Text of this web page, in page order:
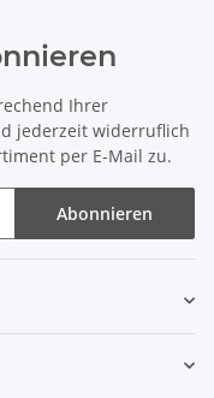
Ihrer
jederzeit widerruflich
per E-Mail zu.
Abonnieren